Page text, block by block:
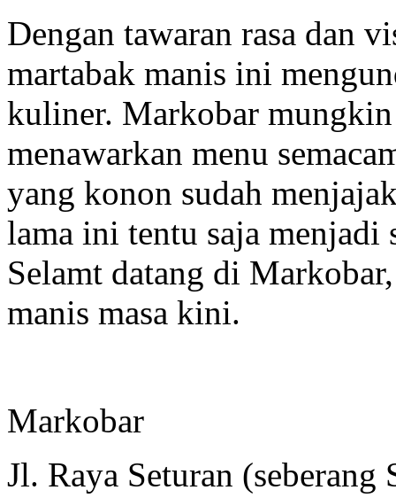
Dengan tawaran rasa dan
martabak manis ini
kuliner. Markobar
menawarkan menu
yang konon sudah
lama ini tentu saja menjadi
Selamt datang di
manis masa kini.
Markobar
Jl. Raya Seturan